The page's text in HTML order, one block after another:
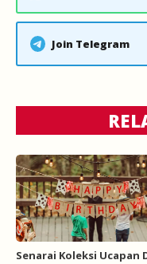
Join Telegram
Senarai Koleksi Ucapan